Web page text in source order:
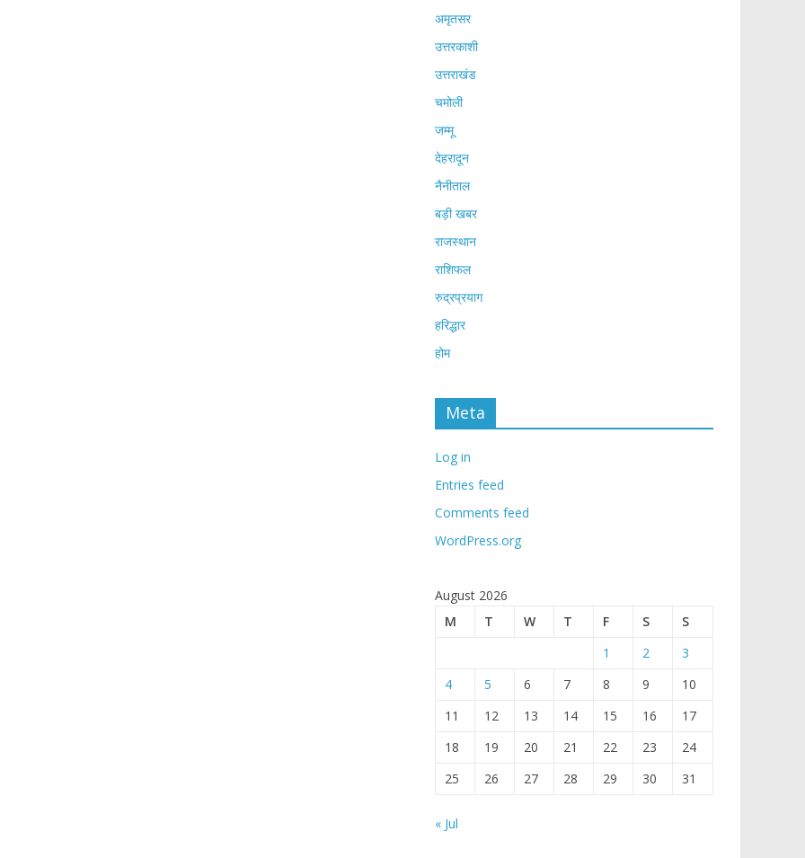
अमृतसर
उत्तरकाशी
उत्तराखंड
चमोली
जम्मू
देहरादून
नैनीताल
बड़ी खबर
राजस्थान
राशिफल
रुद्रप्रयाग
हरिद्धार
होम
Meta
Log in
Entries feed
Comments feed
WordPress.org
August 2026
M
T W T F S
S
1
2
3
4
5 6 7 8 9
10
11
12 13 14 15 16
17
18
19 20 21 22 23
24
25
26 27 28 29 30 31
« Jul